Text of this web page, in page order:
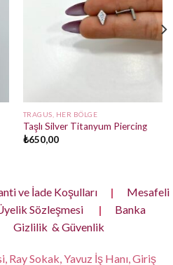
TRAGUS, HER BÖLGE
Taşlı Silver Titanyum Piercing
₺650,00
ve İade Koşulları |
Mesafeli
Sözleşmesi |
Banka
Gizlilik & Güvenlik
Sokak, Yavuz İş Hanı, Giriş